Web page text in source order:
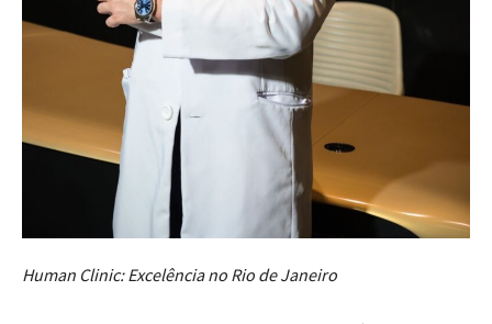
Human Clinic: Excelência no Rio de Janeiro